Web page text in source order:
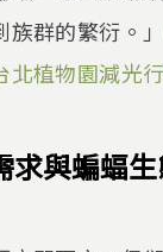
群的繁衍。」
植物園減光
求與蝙蝠